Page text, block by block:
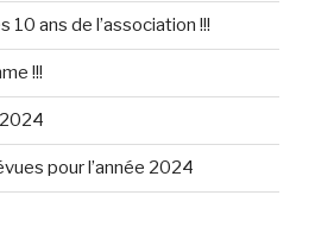
10 ans de l’association !!!
!!!
pour l’année 2024